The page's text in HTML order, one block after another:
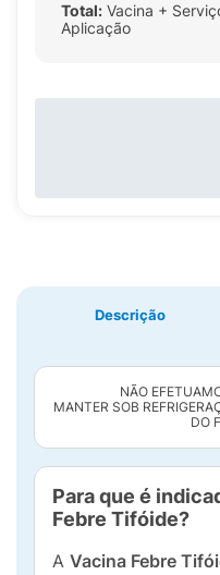
Total: Vacina +
Aplicação
Descrição
NÃO
MANTER SOB
DO
Para que é
Febre Tifóide?
A Vacina Febre